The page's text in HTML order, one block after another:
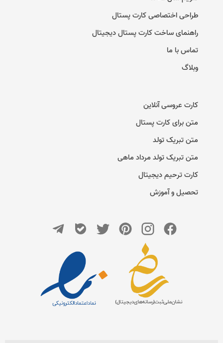
طراحی اختصاصی کارت پستال
راهنمای ساخت کارت پستال دیجیتال
تماس با ما
وبلاگ
کارت عروسی آنلاین
متن برای کارت پستال
متن تبریک تولد
متن تبریک تولد مرداد ماهی
کارت ترحیم دیجیتال
تحصیل و آموزش